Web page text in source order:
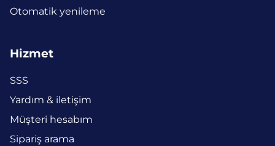
Otomatik yenileme
Hizmet
SSS
Yardım & iletişim
Müşteri hesabım
Sipariş arama